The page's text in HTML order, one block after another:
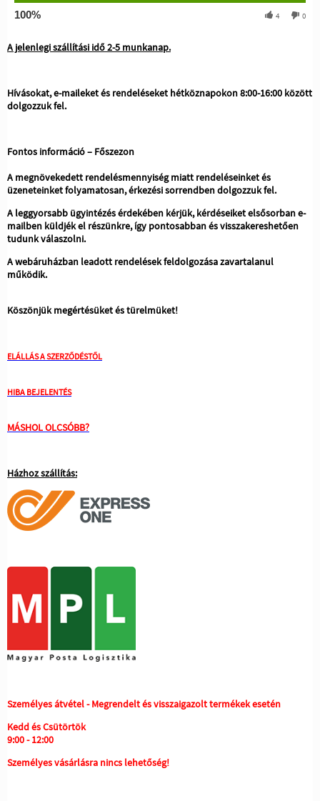
100% 4 0
A jelenlegi szállítási idő 2-5 munkanap.
Hívásokat, e-maileket és rendeléseket hétköznapokon 8:00-16:00 között
dolgozzuk fel.
Fontos információ – Főszezon
A megnövekedett rendelésmennyiség miatt rendeléseinket és
üzeneteinket folyamatosan, érkezési sorrendben dolgozzuk fel.
A leggyorsabb ügyintézés érdekében kérjük, kérdéseiket elsősorban e-
mailben küldjék el részünkre, így pontosabban és visszakereshetően
tudunk válaszolni.
A webáruházban leadott rendelések feldolgozása zavartalanul
működik.
Köszönjük megértésüket és türelmüket!
ELÁLLÁS A SZERZŐDÉSTŐL
HIBA BEJELENTÉS
MÁSHOL OLCSÓBB?
Házhoz szállítás:
Személyes átvétel - Megrendelt és visszaigazolt termékek esetén
Kedd és Csütörtök
9:00 - 12:00
Személyes vásárlásra nincs lehetőség!